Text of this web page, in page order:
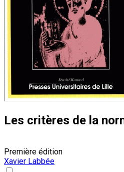
Les critères de la
Première édition
Xavier Labbée